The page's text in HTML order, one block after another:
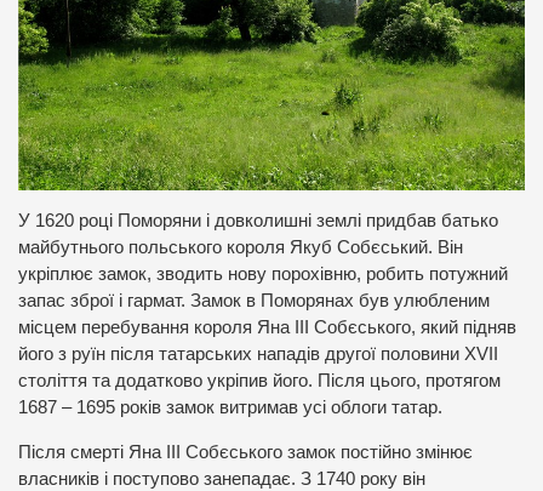
У 1620 році Поморяни і довколишні землі придбав батько
майбутнього польського короля Якуб Собєський. Він
укріплює замок, зводить нову порохівню, робить потужний
запас зброї і гармат. Замок в Поморянах був улюбленим
місцем перебування короля Яна III Собєського, який підняв
його з руїн після татарських нападів другої половини XVII
століття та додатково укріпив його. Після цього, протягом
1687 – 1695 років замок витримав усі облоги татар.
Після смерті Яна III Собєського замок постійно змінює
власників і поступово занепадає. З 1740 року він